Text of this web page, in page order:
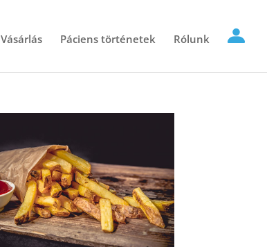
Vásárlás Páciens történetek Rólunk